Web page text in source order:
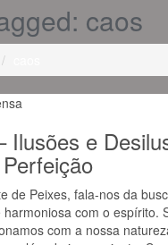
caos
Ilusões e
de Peixes, fala-nos da
com o espírito.
com a nossa